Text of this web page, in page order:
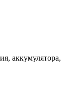
аккумулятора,